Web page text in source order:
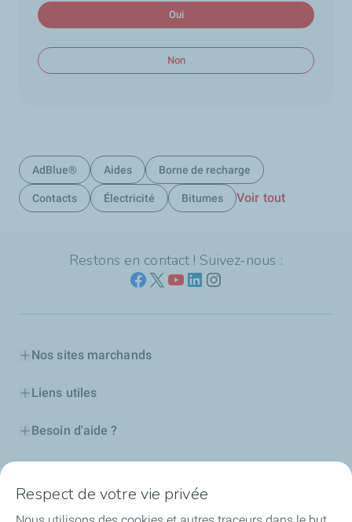
Oui
Non
AdBlue® Aides Borne de recharge
Contacts Électricité Bitumes Voir tout
Restons en contact ! Suivez-nous :
Nos sites marchands
Liens utiles
Besoin d'aide ?
Certificats d'économies d'énergie
Respect de votre vie privée